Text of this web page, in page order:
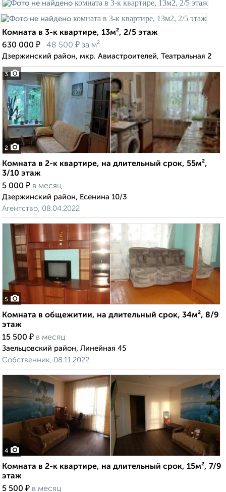
3
Комната в 3-к квартире, 13м², 2/5 этаж
630 000 ₽ 48 500 ₽ за м²
Дзержинский район, мкр. Авиастроителей, Театральная 2
2
Комната в 2-к квартире, на длительный срок, 55м²,
3/10 этаж
5 000 ₽ в месяц
Дзержинский район, Есенина 10/3
Агентство, 08.04.2022
5
Комната в общежитии, на длительный срок, 34м², 8/9
этаж
15 500 ₽ в месяц
Заельцовский район, Линейная 45
Собственник, 08.11.2022
4
Комната в 2-к квартире, на длительный срок, 15м², 7/9
этаж
5 500 ₽ в месяц